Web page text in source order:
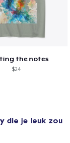
the notes
$24
die je leuk zou